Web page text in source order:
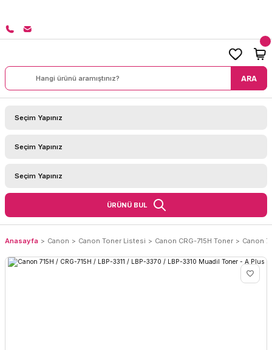
ARA
ÜRÜNÜ BUL
Anasayfa Canon Canon Toner Listesi Canon CRG-715H Toner Canon